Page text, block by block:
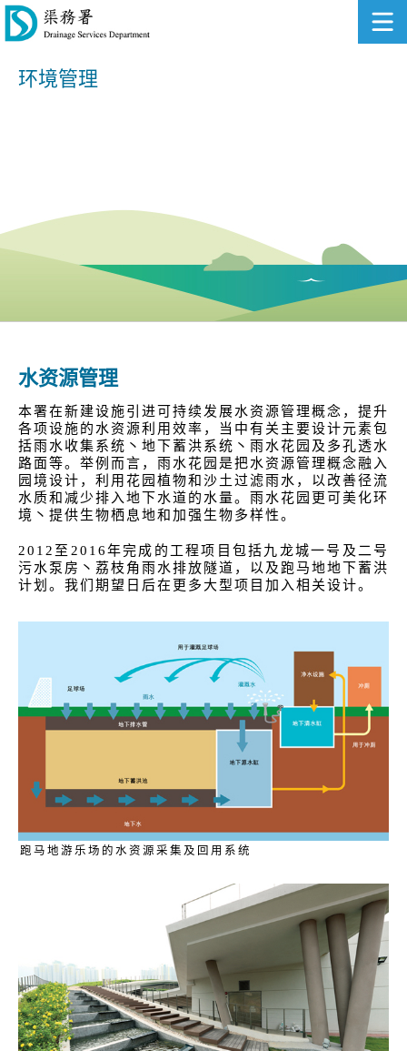
环境管理
水资源管理
本署在新建设施引进可持续发展水资源管理概念，提升
各项设施的水资源利用效率，当中有关主要设计元素包
括雨水收集系统丶地下蓄洪系统丶雨水花园及多孔透水
路面等。举例而言，雨水花园是把水资源管理概念融入
园境设计，利用花园植物和沙土过滤雨水，以改善径流
水质和减少排入地下水道的水量。雨水花园更可美化环
境丶提供生物栖息地和加强生物多样性。
2012至2016年完成的工程项目包括九龙城一号及二号
污水泵房丶荔枝角雨水排放隧道，以及跑马地地下蓄洪
计划。我们期望日后在更多大型项目加入相关设计。
跑马地游乐场的水资源采集及回用系统